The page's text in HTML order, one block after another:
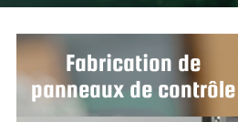
Fabrication de
panneaux de contrôle